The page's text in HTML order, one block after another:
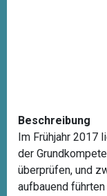
Beschreibung
Im Frühjahr 2017
der
überprüfen, und
aufbauend